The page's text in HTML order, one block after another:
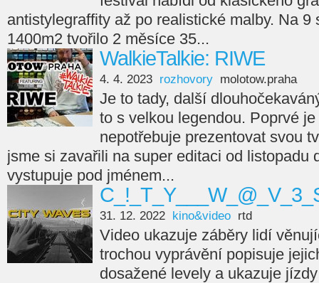
antistylegraffity až po realistické malby. Na 9
1400m2 tvořilo 2 měsíce 35...
WalkieTalkie: RIWE
4. 4. 2023 rozhovory molotow.praha
Je to tady, další
to s velkou legendou. Poprvé
nepotřebuje prezentovat svou
jsme si zavařili na super editaci od listopadu
vystupuje pod jménem...
31. 12. 2022 kino&video rtd
Video ukazuje záběry lidí
trochou vyprávění popisuje
dosažené levely a ukazuje